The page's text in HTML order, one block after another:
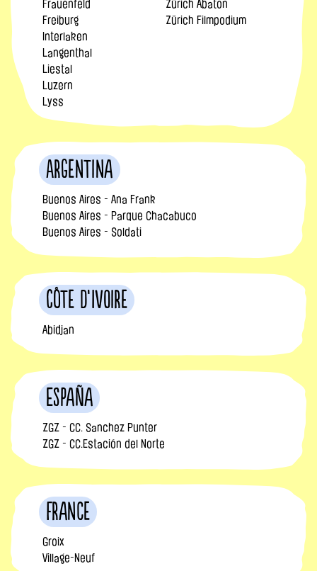
Frauenfeld
Freiburg
Interlaken
Langenthal
Liestal
Luzern
Lyss
Zürich Abaton
Zürich Filmpodium
Argentina
Buenos Aires - Ana Frank
Buenos Aires - Parque Chacabuco
Buenos Aires - Soldati
Côte d’Ivoire
Abidjan
España
ZGZ - CC. Sanchez Punter
ZGZ - CC.Estación del Norte
France
Groix
Village-Neuf